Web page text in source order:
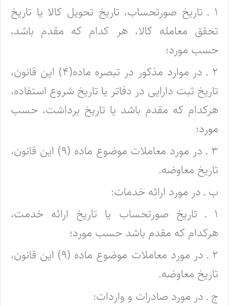
۱ ـ تاریخ صورتحساب، تاریخ تحویل کالا یا تاریخ
تحقق معامله کالا، هر کدام که مقدم باشد،
حسب مورد؛
۲ ـ در موارد مذکور در تبصره ماده(۴) این قانون،
تاریخ ثبت دارایی در دفاتر یا تاریخ شروع استفاده،
هرکدام که مقدم باشد یا تاریخ برداشت، حسب
مورد؛
۳ ـ در مورد معاملات موضوع ماده (۹) این قانون،
تاریخ معاوضه.
ب ـ در مورد ارائه خدمات:
۱ ـ تاریخ صورتحساب یا تاریخ ارائه خدمت،
هرکدام که مقدم باشد حسب مورد؛
۲ ـ در مورد معاملات موضوع ماده (۹) این قانون،
تاریخ معاوضه.
ج ـ در مورد صادرات و واردات: